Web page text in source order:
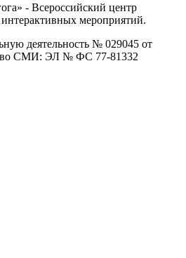
- Всероссийский центр
мероприятий.
деятельность № 029045 от
СМИ: ЭЛ № ФС 77-81332